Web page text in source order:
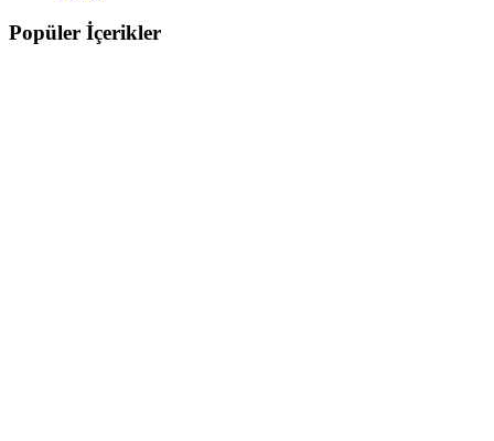
Popüler İçerikler